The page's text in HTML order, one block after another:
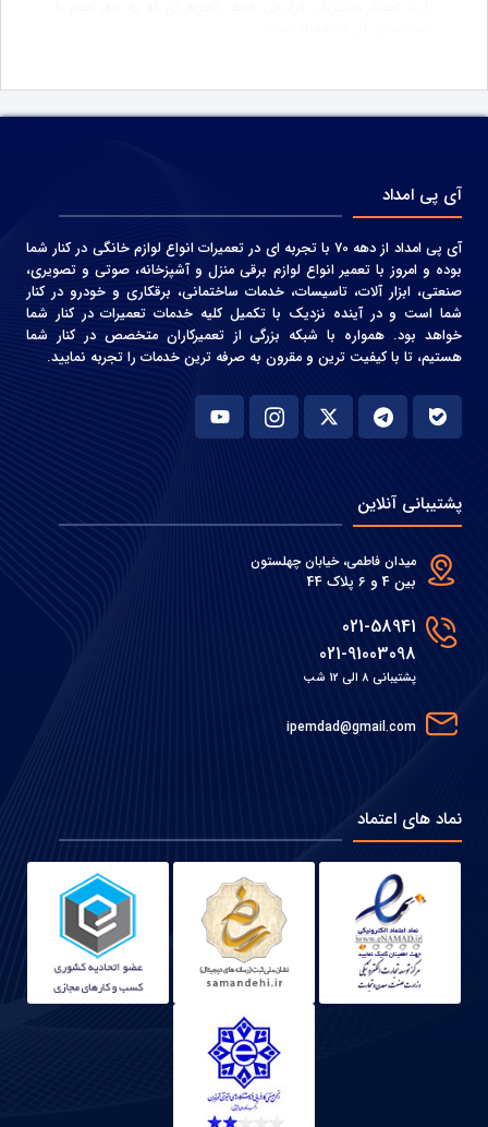
آی پی امداد
آی پی امداد از دهه 70 با تجربه ای در تعمیرات انواع لوازم خانگی در کنار شما
بوده و امروز با تعمیر انواع لوازم برقی منزل و آشپزخانه، صوتی و‌ تصویری،
صنعتی، ابزار آلات، تاسیسات، خدمات ساختمانی، برقکاری و خودرو در کنار
شما است و در آینده نزدیک با تکمیل کلیه خدمات تعمیرات در کنار شما
خواهد بود. همواره با شبکه بزرگی از تعمیرکاران متخصص در کنار شما
هستیم، تا با کیفیت ترین و مقرون به صرفه ترین خدمات را تجربه نمایید.
پشتیبانی آنلاین
میدان فاطمی، خیابان چهلستون
بین 4 و 6 پلاک 44
021-58941
021-91003098
پشتیبانی 8 الی 12 شب
ipemdad@gmail.com
نماد های اعتماد